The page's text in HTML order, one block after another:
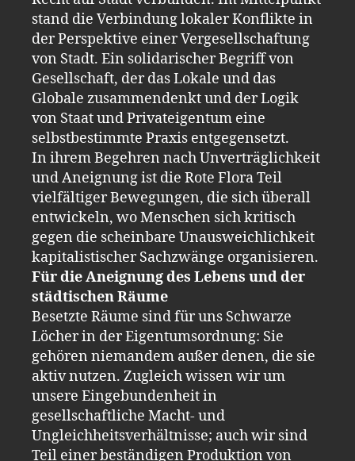
stand die Verbindung lokaler Konflikte in
der Perspektive einer Vergesellschaftung
von Stadt. Ein solidarischer Begriff von
Gesellschaft, der das Lokale und das
Globale zusammendenkt und der Logik
von Staat und Privateigentum eine
selbstbestimmte Praxis entgegensetzt.
In ihrem Begehren nach Unverträglichkeit
und Aneignung ist die Rote Flora Teil
vielfältiger Bewegungen, die sich überall
entwickeln, wo Menschen sich kritisch
gegen die scheinbare Unausweichlichkeit
kapitalistischer Sachzwänge organisieren.
Für die Aneignung des Lebens und der
städtischen Räume
Besetzte Räume sind für uns Schwarze
Löcher in der Eigentumsordnung: Sie
gehören niemandem außer denen, die sie
aktiv nutzen. Zugleich wissen wir um
unsere Eingebundenheit in
gesellschaftliche Macht- und
Ungleichheitsverhältnisse; auch wir sind
Teil einer beständigen Produktion von